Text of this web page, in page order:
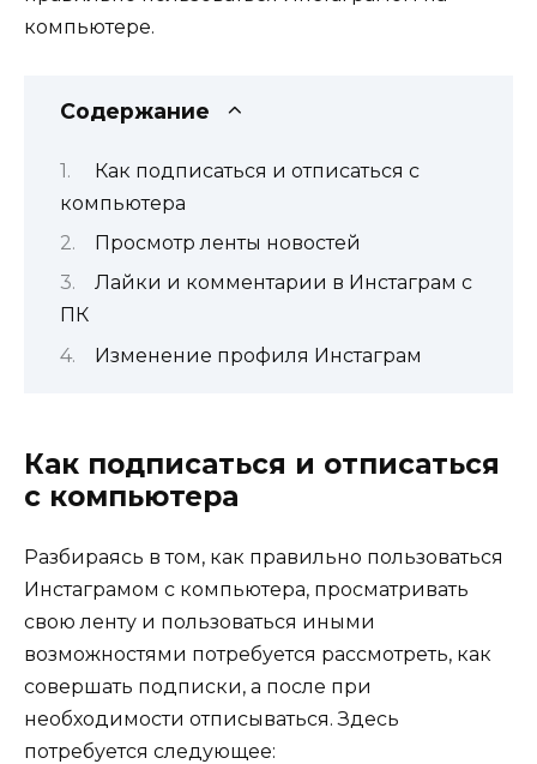
компьютере.
Содержание
Как подписаться и отписаться с
компьютера
Просмотр ленты новостей
Лайки и комментарии в Инстаграм с
ПК
Изменение профиля Инстаграм
Как подписаться и отписаться
с компьютера
Разбираясь в том, как правильно пользоваться
Инстаграмом с компьютера, просматривать
свою ленту и пользоваться иными
возможностями потребуется рассмотреть, как
совершать подписки, а после при
необходимости отписываться. Здесь
потребуется следующее: